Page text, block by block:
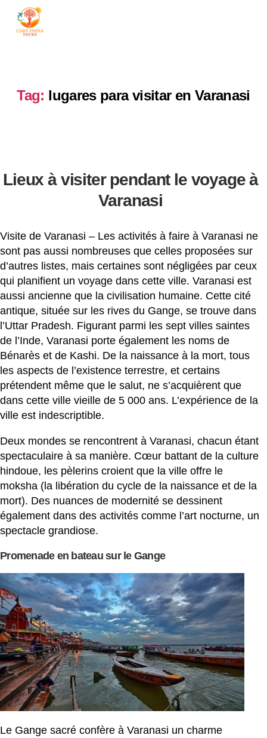
Tag: lugares para visitar en Varanasi
Lieux à visiter pendant le voyage à
Varanasi
Visite de Varanasi – Les activités à faire à Varanasi ne
sont pas aussi nombreuses que celles proposées sur
d’autres listes, mais certaines sont négligées par ceux
qui planifient un voyage dans cette ville. Varanasi est
aussi ancienne que la civilisation humaine. Cette cité
antique, située sur les rives du Gange, se trouve dans
l’Uttar Pradesh. Figurant parmi les sept villes saintes
de l’Inde, Varanasi porte également les noms de
Bénarès et de Kashi. De la naissance à la mort, tous
les aspects de l’existence terrestre, et certains
prétendent même que le salut, ne s’acquièrent que
dans cette ville vieille de 5 000 ans. L’expérience de la
ville est indescriptible.
Deux mondes se rencontrent à Varanasi, chacun étant
spectaculaire à sa manière. Cœur battant de la culture
hindoue, les pèlerins croient que la ville offre le
moksha (la libération du cycle de la naissance et de la
mort). Des nuances de modernité se dessinent
également dans des activités comme l’art nocturne, un
spectacle grandiose.
Promenade en bateau sur le Gange
Le Gange sacré confère à Varanasi un charme